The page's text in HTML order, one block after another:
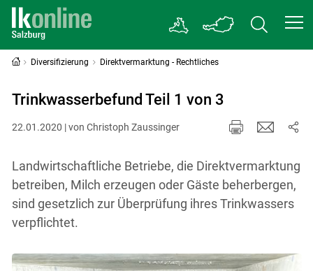
Diversifizierung Direktvermarktung - Rechtliches
Trinkwasserbefund Teil 1 von 3
22.01.2020 | von Christoph Zaussinger
Landwirtschaftliche Betriebe, die Direktvermarktung
betreiben, Milch erzeugen oder Gäste beherbergen,
sind gesetzlich zur Überprüfung ihres Trinkwassers
verpflichtet.